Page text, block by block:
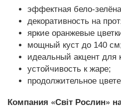
эффектная бело-
декоративность на
яркие оранжевые
мощный куст до 140
идеальный акцент для
устойчивость к жаре;
продолжительное
Компания «Світ Рослин»